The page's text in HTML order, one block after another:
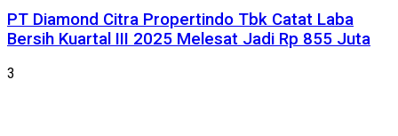
PT Diamond Citra Propertindo Tbk Catat Laba
Bersih Kuartal III 2025 Melesat Jadi Rp 855 Juta
3